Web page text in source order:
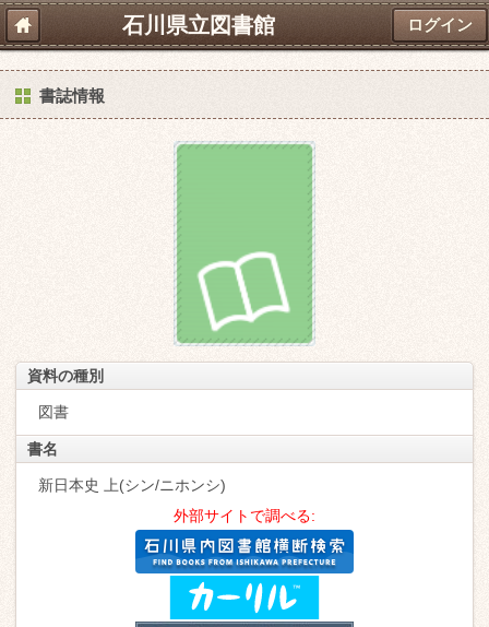
石川県立図書館 ログイン
書誌情報
資料の種別
図書
書名
新日本史 上(シン/ニホンシ)
外部サイトで調べる: